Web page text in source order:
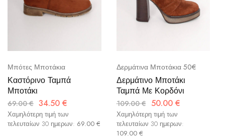
Μπότες Μποτάκια
Καστόρινο Ταμπά
Μποτάκι
69.00€ 34.50 €
Χαμηλότερη τιμή των
τελευταίων 30 ημερων: 69.00 €
Δερμάτινα Μποτάκια 50€
Δερμάτινο Μποτάκι
Ταμπά Με Κορδόνι
109.00€ 50.00 €
Χαμηλότερη τιμή των
τελευταίων 30 ημερων:
109.00 €